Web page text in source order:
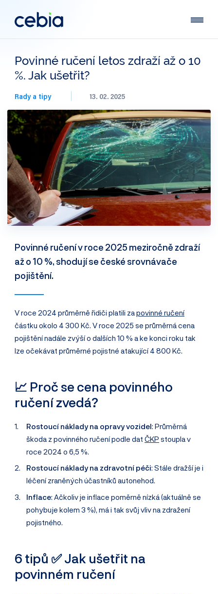
Povinné ručení letos zdraží až o 10
%. Jak ušetřit?
Rady a tipy 13. 02. 2025
Povinné ručení v roce 2025 meziročně zdraží
až o 10 %, shodují se české srovnávače
pojištění.
V roce 2024 průměrně řidiči platili zapovinné ručení
částku okolo 4 300 Kč. V roce 2025 se průměrná cena
pojištění nadále zvýší o dalších 10 % a ke konci roku tak
lze očekávat průměrné pojistné atakující 4 800 Kč.
📈 Proč se cena povinného
ručení zvedá?
Rostoucí náklady na opravy vozidel: Průměrná
škoda z povinného ručení podle dat ČKP stoupla v
roce 2024 o 6,5 %.
Rostoucí náklady na zdravotní péči: Stále dražší je i
léčení zraněných účastníků autonehod.
Inflace: Ačkoliv je inflace poměrně nízká (aktuálně se
pohybuje kolem 3 %), má i tak svůj vliv na zdražení
pojistného.
6 tipů ✅ Jak ušetřit na
povinném ručení